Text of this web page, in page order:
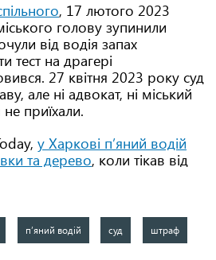
, 17 лютого 2023
голову зупинили
від водія запах
тест на драгері
27 квітня 2023 року суд
але ні адвокат, ні міський
приїхали.
у Харкові п’яний водій
та дерево, коли тікав від
п’яний водій суд штраф